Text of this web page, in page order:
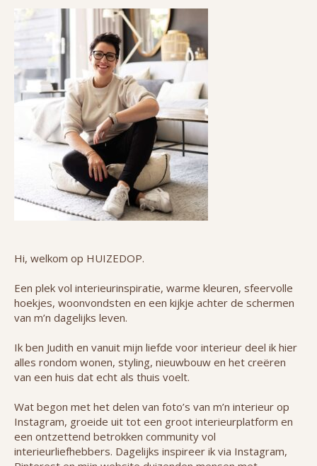
Hi, welkom op HUIZEDOP.
Een plek vol interieurinspiratie, warme kleuren, sfeervolle
hoekjes, woonvondsten en een kijkje achter de schermen
van m’n dagelijks leven.
Ik ben Judith en vanuit mijn liefde voor interieur deel ik hier
alles rondom wonen, styling, nieuwbouw en het creëren
van een huis dat echt als thuis voelt.
Wat begon met het delen van foto’s van m’n interieur op
Instagram, groeide uit tot een groot interieurplatform en
een ontzettend betrokken community vol
interieurliefhebbers. Dagelijks inspireer ik via Instagram,